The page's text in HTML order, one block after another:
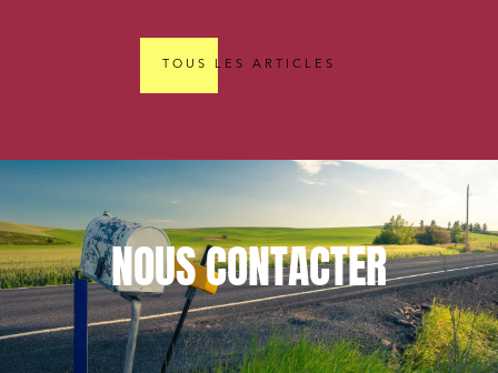
TOUS LES ARTICLES
NOUSCONTACTER